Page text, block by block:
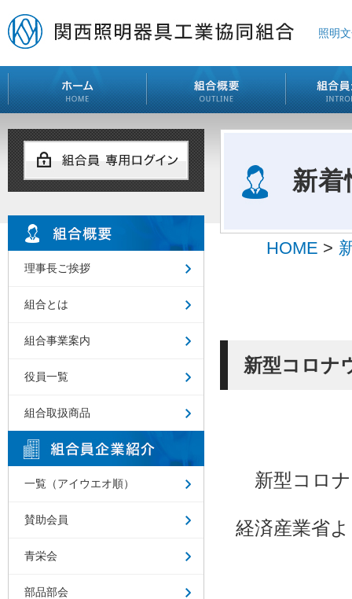
照明
新着
HOME >
新型コロナ
新型コロ
経済産業省
理事長ご挨拶
組合とは
組合事業案内
役員一覧
組合取扱商品
一覧（アイウエオ順）
賛助会員
青栄会
部品部会